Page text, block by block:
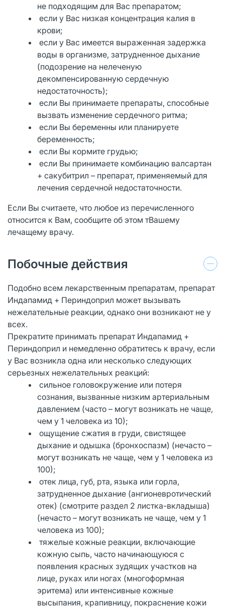
не подходящим для Вас препаратом;
если у Вас низкая концентрация калия в
крови;
если у Вас имеется выраженная задержка
воды в организме, затрудненное дыхание
(подозрение на нелеченую
декомпенсированную сердечную
недостаточность);
если Вы принимаете препараты, способные
вызвать изменение сердечного ритма;
если Вы беременны или планируете
беременность;
если Вы кормите грудью;
если Вы принимаете комбинацию валсартан
+ сакубитрил – препарат, применяемый для
лечения сердечной недостаточности.
Если Вы считаете, что любое из перечисленного
относится к Вам, сообщите об этом тВашему
лечащему врачу.
Побочные действия
Подобно всем лекарственным препаратам, препарат
Индапамид + Периндоприл может вызывать
нежелательные реакции, однако они возникают не у
всех.
Прекратите принимать препарат Индапамид +
Периндоприл и немедленно обратитесь к врачу, если
у Вас возникла одна или несколько следующих
серьезных нежелательных реакций:
сильное головокружение или потеря
сознания, вызванные низким артериальным
давлением (часто – могут возникать не чаще,
чем у 1 человека из 10);
ощущение сжатия в груди, свистящее
дыхание и одышка (бронхоспазм) (нечасто –
могут возникать не чаще, чем у 1 человека из
100);
отек лица, губ, рта, языка или горла,
затрудненное дыхание (ангионевротический
отек) (смотрите раздел 2 листка-вкладыша)
(нечасто – могут возникать не чаще, чем у 1
человека из 100);
тяжелые кожные реакции, включающие
кожную сыпь, часто начинающуюся с
появления красных зудящих участков на
лице, руках или ногах (многоформная
эритема) или интенсивные кожные
высыпания, крапивницу, покраснение кожи